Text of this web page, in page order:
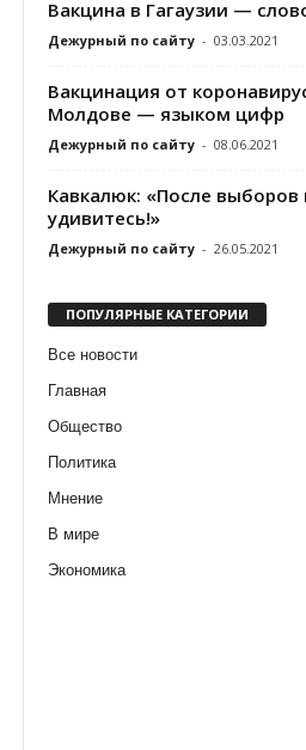
Вакцина в Гагаузии —
Дежурный по сайту - 03.03.2021
Вакцинация от
Молдове — языком цифр
Дежурный по сайту - 08.06.2021
Кавкалюк: «После выборов
удивитесь!»
Дежурный по сайту - 26.05.2021
ПОПУЛЯРНЫЕ КАТЕГОРИИ
Все новости
Главная
Общество
Политика
Мнение
В мире
Экономика